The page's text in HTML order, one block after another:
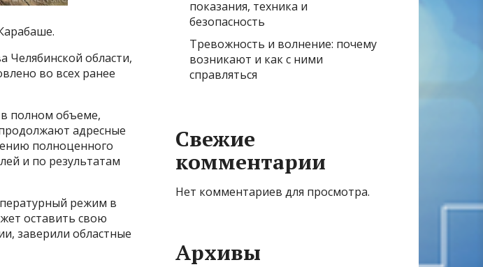
Челябинской области,
во всех ранее
в полном объеме,
адресные
полноценного
и по результатам
режим в
оставить свою
заверили областные
показания, техника и
безопасность
Тревожность и волнение: почему
возникают и как с ними
справляться
Свежие
комментарии
Нет комментариев для просмотра.
Архивы